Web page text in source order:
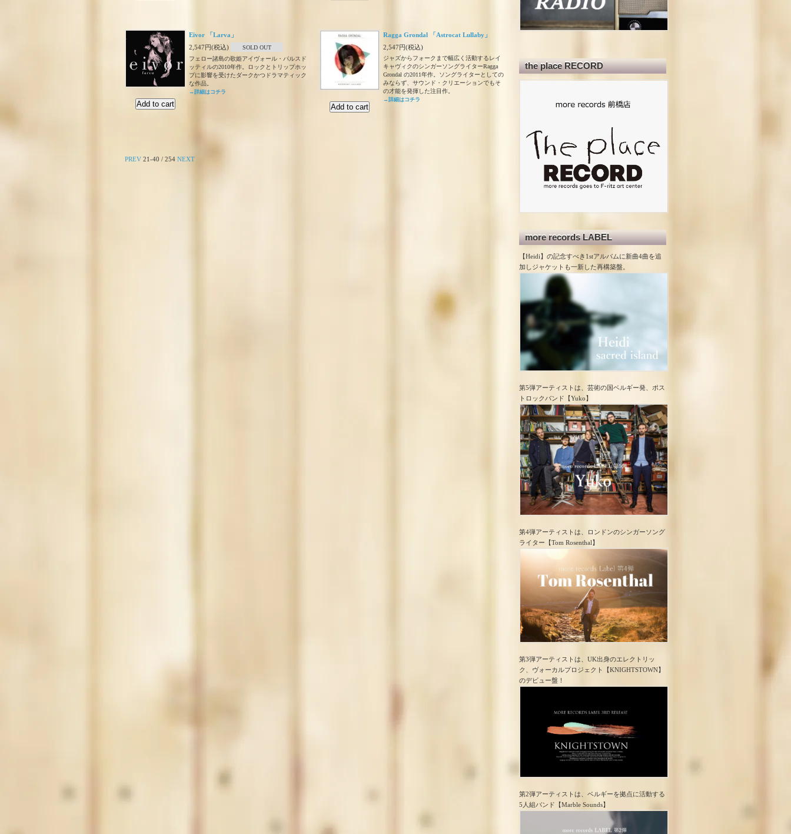
Eivor 「Larva」
2,547円(税込)
SOLD OUT
フェロー諸島の歌姫アイヴォール・パルスド
ッティルの2010年作。ロックとトリップホッ
プに影響を受けたダークかつドラマティック
な作品。
→詳細はコチラ
Ragga Grondal 「Astrocat Lullaby」
2,547円(税込)
ジャズからフォークまで幅広く活動するレイ
キャヴィクのシンガーソングライターRagga
Grondal の2011年作。ソングライターとしての
みならず、サウンド・クリエーションでもそ
の才能を発揮した注目作。
→詳細はコチラ
PREV 21-40 / 254 NEXT
the place RECORD
more records LABEL
【Heidi】の記念すべき1stアルバムに新曲4曲を追
加しジャケットも一新した再構築盤。
第5弾アーティストは、芸術の国ベルギー発、ポス
トロック​バンド【Yuko】
第4弾アーティストは、ロンドンのシンガーソング
ライター【Tom Rosenthal】
第3弾アーティストは、UK出身のエレクトリッ
ク、ヴォーカルプロジェクト【KNIGHTSTOWN】
のデビュー盤！
第2弾アーティストは、ベルギーを拠点に活動する
5人組バンド【Marble Sounds】